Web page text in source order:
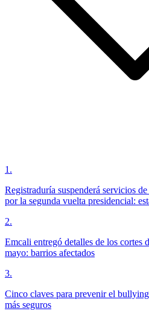
1 .
Registraduría suspenderá servicios
por la segunda vuelta presidencial:
2.
Emcali entregó detalles de los cortes
mayo: barrios afectados
3.
Cinco claves para prevenir el
más seguros